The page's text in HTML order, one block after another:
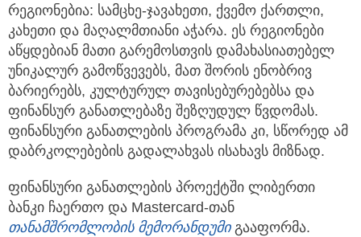
რეგიონებია: სამცხე-ჯავახეთი, ქვემო ქართლი,
კახეთი და მაღალმთიანი აჭარა. ეს რეგიონები
აწყდებიან მათი გარემოსთვის დამახასიათებელ
უნიკალურ გამოწვევებს, მათ შორის ენობრივ
ბარიერებს, კულტურულ თავისებურებებსა და
ფინანსურ განათლებაზე შეზღუდულ წვდომას.
ფინანსური განათლების პროგრამა კი, სწორედ ამ
დაბრკოლებების გადალახვას ისახავს მიზნად.
ფინანსური განათლების პროექტში ლიბერთი
ბანკი ჩაერთო და Mastercard-თან
თანამშრომლობის მემორანდუმიგააფორმა.